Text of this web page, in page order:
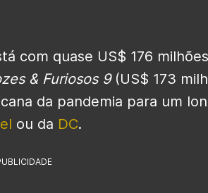
com quase US$ 176
& Furiosos 9(US$ 173
da pandemia para um
ou da DC.